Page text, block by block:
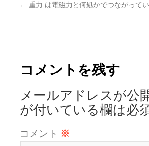
← 重力 は電磁力と何処かでつながって
コメントを残す
メールアドレスが公
が付いている欄は必
コメント ※